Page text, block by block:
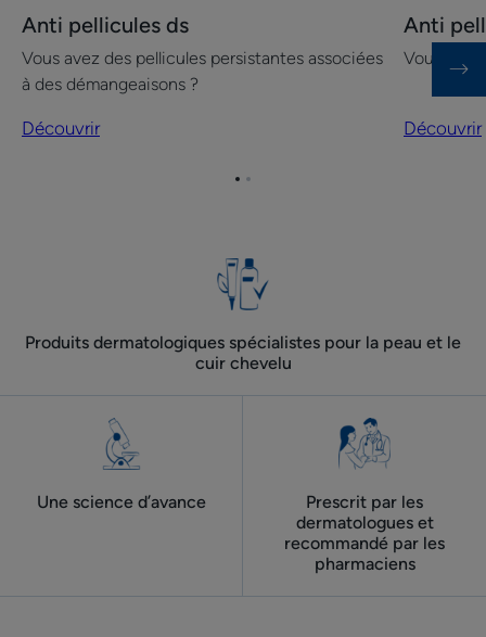
Anti
pellicules
ds
Anti pellicules ds
Vous avez des pellicules persistantes associées
à des démangeaisons ?
Découvrir
Anti
pellicules
Anti
Vous
Découvrir
Aller
Aller
Produits dermatologiques spécialistes pour la peau et le
cuir chevelu
Une science d’avance
Prescrit par les
dermatologues ​et
recommandé par les
pharmaciens